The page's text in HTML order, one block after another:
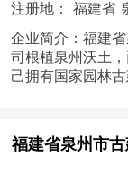
注册地： 福建省
企业简介：福建
司根植泉州沃土
己拥有国家园林
福建省泉州市